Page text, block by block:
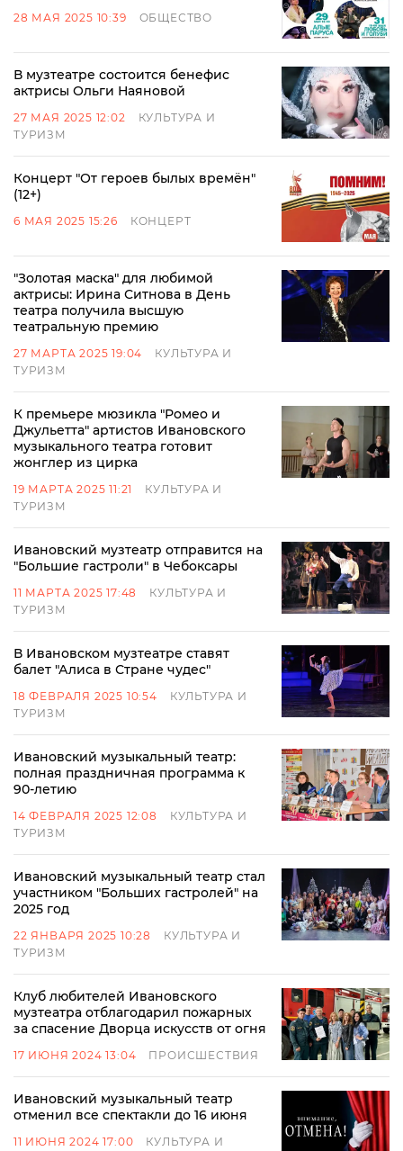
28 МАЯ 2025 10:39 ОБЩЕСТВО
В музтеатре состоится бенефис
актрисы Ольги Наяновой
27 МАЯ 2025 12:02
КУЛЬТУРА И
ТУРИЗМ
Концерт "От героев былых времён"
(12+)
6 МАЯ 2025 15:26 КОНЦЕРТ
"Золотая маска" для любимой
актрисы: Ирина Ситнова в День
театра получила высшую
театральную премию
27 МАРТА 2025 19:04
КУЛЬТУРА И
ТУРИЗМ
К премьере мюзикла "Ромео и
Джульетта" артистов Ивановского
музыкального театра готовит
жонглер из цирка
19 МАРТА 2025 11:21
КУЛЬТУРА И
ТУРИЗМ
Ивановский музтеатр отправится на
"Большие гастроли" в Чебоксары
11 МАРТА 2025 17:48
КУЛЬТУРА И
ТУРИЗМ
В Ивановском музтеатре ставят
балет "Алиса в Стране чудес"
18 ФЕВРАЛЯ 2025 10:54
КУЛЬТУРА И
ТУРИЗМ
Ивановский музыкальный театр:
полная праздничная программа к
90-летию
14 ФЕВРАЛЯ 2025 12:08
КУЛЬТУРА И
ТУРИЗМ
Ивановский музыкальный театр стал
участником "Больших гастролей" на
2025 год
22 ЯНВАРЯ 2025 10:28
КУЛЬТУРА И
ТУРИЗМ
Клуб любителей Ивановского
музтеатра отблагодарил пожарных
за спасение Дворца искусств от огня
17 ИЮНЯ 2024 13:04 ПРОИСШЕСТВИЯ
Ивановский музыкальный театр
отменил все спектакли до 16 июня
11 ИЮНЯ 2024 17:00
КУЛЬТУРА И